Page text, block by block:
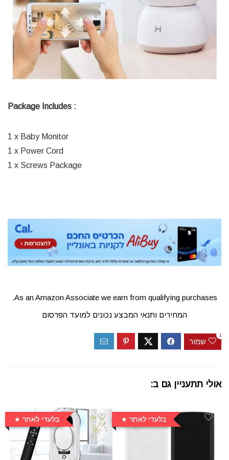
Package Includes :
1 x Baby Monitor
1 x Power Cord
1 x Screws Package
As an Amazon Associate we earn from qualifying purchases.
המחירים ותנאי המבצע נכונים למועד הפרסום
שמור
1
אולי תתעניין גם ב:
בלעדי לאתר בלעדי לאתר